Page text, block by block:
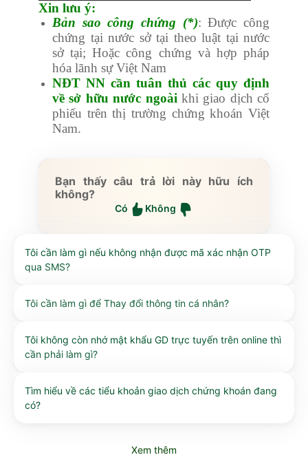
Xin lưu ý:
Bản sao công chứng (*): Được công
chứng tại nước sở tại theo luật tại nước
sở tại; Hoặc công chứng và hợp pháp
hóa lãnh sự Việt Nam
NĐT NN cần tuân thủ các quy định
về sở hữu nước ngoài khi giao dịch cổ
phiếu trên thị trường chứng khoán Việt
Nam.
Bạn thấy câu trả lời này hữu ích
không?
Có Không
Tôi cần làm gì nếu không nhận được mã xác nhận OTP
qua SMS?
Tôi cần làm gì để Thay đổi thông tin cá nhân?
Tôi không còn nhớ mật khẩu GD trực tuyến trên online thì
cần phải làm gì?
Tìm hiểu về các tiểu khoản giao dịch chứng khoán đang
có?
Xem thêm